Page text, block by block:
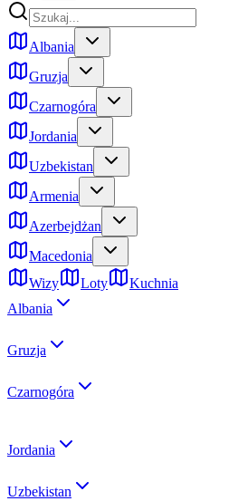
Albania
Gruzja
Czarnogóra
Jordania
Uzbekistan
Armenia
Azerbejdżan
Macedonia
Wizy
Loty
Kuchnia
Albania
Gruzja
Czarnogóra
Jordania
Uzbekistan